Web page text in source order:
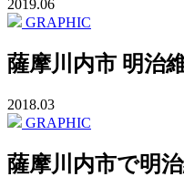
2019.06
GRAPHIC
薩摩川内市 明治
2018.03
GRAPHIC
薩摩川内市で明